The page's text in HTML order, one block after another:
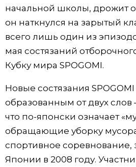
начальной школы, дрожит
он наткнулся на зарытый
всего лишь один из
мая состязаний
Кубку мира SPOGOMI.
Новые состязания
образованным от двух слов
что по-японски означает
обращающие уборку
спортивное соревнование,
Японии в 2008 году.